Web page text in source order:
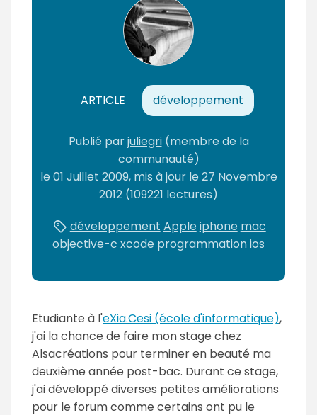
ARTICLE développement
Publié parjuliegri (membre de la
communauté)
le01 Juillet 2009, mis à jour le27 Novembre
2012 (109221 lectures)
développement Appleiphone mac
objective-c xcode programmationios
Etudiante à l'eXia.Cesi (école d'informatique),
j'ai la chance de faire mon stage chez
Alsacréations pour terminer en beauté ma
deuxième année post-bac. Durant ce stage,
j'ai développé diverses petites améliorations
pour le forum comme certains ont pu le